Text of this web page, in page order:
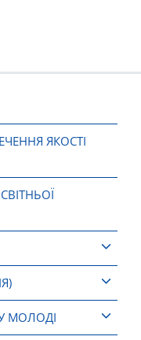
ЯКОСТІ
МОЛОДІ